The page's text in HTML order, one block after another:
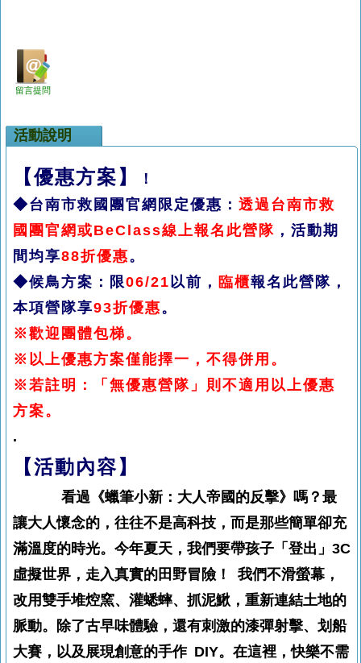
留言提問
活動說明
【優惠方案】
！
◆台南市救國團官網限定優惠： 透過台南市救
國團官網或BeClass線上報名此營隊 ，活動期
間均享88折優惠。
◆候鳥方案：限06/21以前， 臨櫃報名此營隊，
本項營隊享93折優惠。
※歡迎團體包梯。
※以上優惠方案僅能擇一，不得併用。
※若註明：「無優惠營隊」則不適用以上優惠
方案。
.
【活動內容】
看過《蠟筆小新：大人帝國的反擊》嗎？最
讓大人懷念的，往往不是高科技，而是那些簡單卻充
滿溫度的時光。今年夏天，我們要帶孩子「登出」3C
虛擬世界，走入真實的田野冒險！ 我們不滑螢幕，
改用雙手堆焢窯、灌蟋蟀、抓泥鰍，重新連結土地的
脈動。除了古早味體驗，還有刺激的漆彈射擊、划船
大賽，以及展現創意的手作 DIY。在這裡，快樂不需